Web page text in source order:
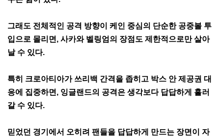
그래도 전체적인 공격 방향이 케인 중심의 단순한 공중볼 투
입으로 몰리면, 사카와 벨링엄의 장점도 제한적으로만 살아
날 수 있다.
특히 크로아티아가 쓰리백 간격을 좁히고 박스 안 제공권 대
응에 집중하면, 잉글랜드의 공격은 생각보다 답답하게 흘러
갈 수 있다.
믿었던 경기에서 오히려 팬들을 답답하게 만드는 장면이 자